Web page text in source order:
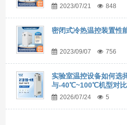
2023/07/21 848
密闭式冷热温控装置性
2023/09/07 756
实验室温控设备如何
与-40℃~100℃机型对比
2026/07/24 5